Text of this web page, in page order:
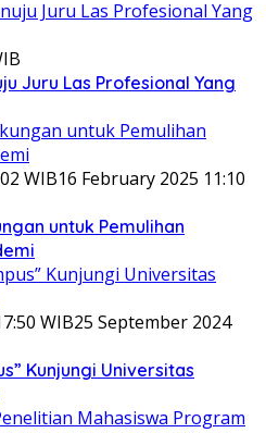
Juru Las Profesional Yang
WIB16 February 2025 11:10
untuk Pemulihan
WIB25 September 2024
Kunjungi Universitas